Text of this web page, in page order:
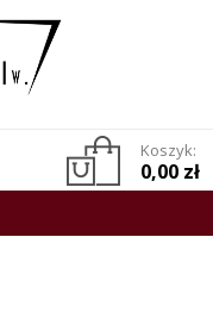
Koszyk:
0,00 zł